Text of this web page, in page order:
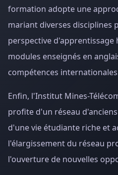
formation adopte une
mariant diverses disciplines
perspective d'apprentissage
modules enseignés en
compétences
Enfin, l'Institut Mines-
profite d'un réseau
d'une vie étudiante riche et
l'élargissement du réseau
l'ouverture de nouvelles